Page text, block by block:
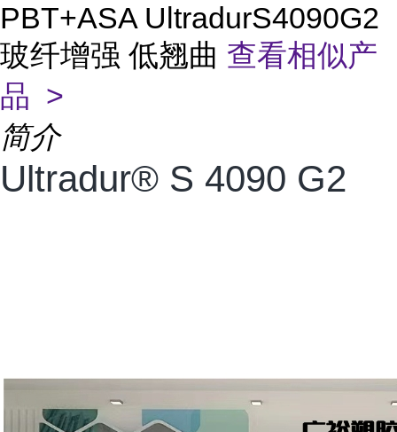
PBT+ASA UltradurS4090G2
玻纤增强 低翘曲 查看相似产
品 >
简介
Ultradur® S 4090 G2